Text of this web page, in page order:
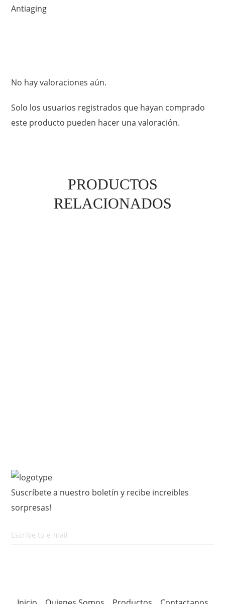
Antiaging
No hay valoraciones aún.
Solo los usuarios registrados que hayan comprado
este producto pueden hacer una valoración.
PRODUCTOS
RELACIONADOS
Suscríbete a nuestro boletín y recibe increibles
sorpresas!